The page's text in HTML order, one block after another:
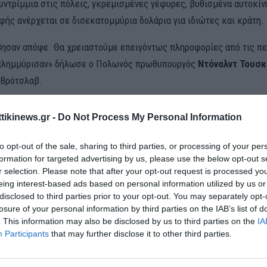
- Do Not Process My Personal Information
opt-out of the sale, sharing to third parties, or processing of your
for targeted advertising by us, please use the below opt-out
selection. Please note that after your opt-out request is processed
interest-based ads based on personal information utilized by us
to third parties prior to your opt-out. You may separately
of your personal information by third parties on the IAB’s list of
This information may also be disclosed by us to third parties on the
Participants that may further disclose it to other third parties.
στις πόλεις, γκρεμισμένες γέφυρες, βυθισμένα
ανέρχεται σε δισεκατομμύρια δολάρια για ιδιώτες και κράτη.
απόψε. Θα χρειαστούμε επειγόντως πληροφορίες από τις
δήλωσε ο Πολωνός πρωθυπουργός Ντόναλντ Τουσκ
από τις πλημμύρες, με τους κατοίκους τους να είναι
στους δρόμους με το νερό να φτάνει μέχρι τη μέση τους ή να
σκεπές κτιρίων.
κατάσταση
οι αρχές άνοιξαν φράγμα στο βορειοδυτικό τμήμα της χώρας για
το νερό από τον ποταμό Λάιτα προς έναν ταμιευτήρα για έκτακτες
να προστατεύσουν την πόλη Μοσονμαγιαροβάρ.